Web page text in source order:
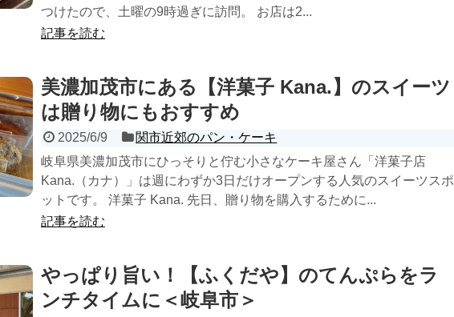
つけたので、土曜の9時過ぎに訪問。 お店は2...
記事を読む
美濃加茂市にある【洋菓子 Kana.】のスイーツ
は贈り物にもおすすめ
2025/6/9
関市近郊のパン・ケーキ
岐阜県美濃加茂市にひっそりと佇む小さなケーキ屋さん「洋菓子店
Kana.（カナ）」は週にわずか3日だけオープンする人気のスイーツスポ
ットです。 洋菓子 Kana. 先日、贈り物を購入するために...
記事を読む
やっぱり旨い！【ふくだや】のてんぷらをラ
ンチタイムに＜岐阜市＞